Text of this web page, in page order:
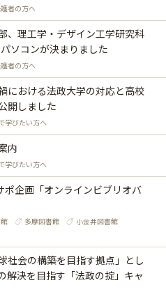
者の方へ
、理工学・デザイン工学研究科
ソコンが決まりました
者の方へ
における法政大学の対応と高校
開しました
学びたい方へ
内
学びたい方へ
ポ企画「オンラインビブリオバ
多摩図書館
小金井図書館
社会の構築を目指す拠点」とし
解決を目指す「法政の掟」キャ